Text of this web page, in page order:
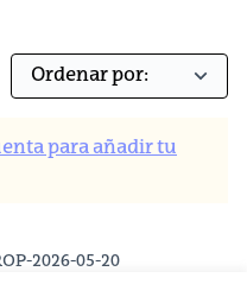
para añadir tu
2026-05-20